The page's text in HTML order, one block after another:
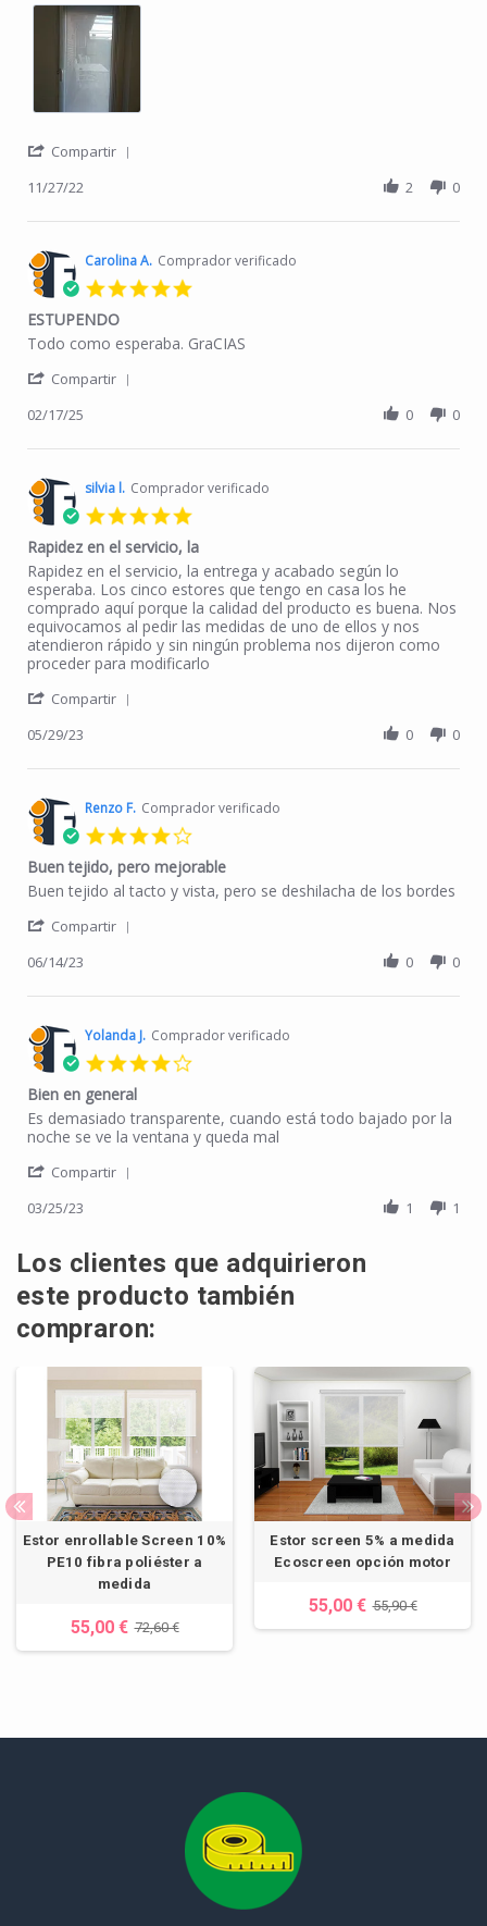
Compartir
11/27/22 2 0
Carolina A. Comprador verificado
ESTUPENDO
Review by Carolina A. on 17 Feb 2025
review stating ESTUPENDO
Todo como esperaba. GraCIAS
Compartir
02/17/25 0 0
silvia l. Comprador verificado
Rapidez en el servicio, la
Review by silvia l. on 29 May 2023
review stating Rapidez en el servicio, la
Rapidez en el servicio, la entrega y acabado según lo
esperaba. Los cinco estores que tengo en casa los he
comprado aquí porque la calidad del producto es buena. Nos
equivocamos al pedir las medidas de uno de ellos y nos
atendieron rápido y sin ningún problema nos dijeron como
proceder para modificarlo
Compartir
05/29/23 0 0
Renzo F. Comprador verificado
Buen tejido, pero mejorable
Review by Renzo F. on 14 Jun 2023
review stating Buen tejido, pero mejorable
Buen tejido al tacto y vista, pero se deshilacha de los bordes
Compartir
06/14/23 0 0
Yolanda J. Comprador verificado
Bien en general
Review by Yolanda J. on 25 Mar 2023
review stating Bien en general
Es demasiado transparente, cuando está todo bajado por la
noche se ve la ventana y queda mal
Compartir
03/25/23 1 1
Los clientes que adquirieron
este producto también
compraron:
Estor enrollable Screen 10%
PE10 fibra poliéster a
medida
55,00 € 72,60 €
Estor screen 5% a medida
Ecoscreen opción motor
55,00 € 55,90 €